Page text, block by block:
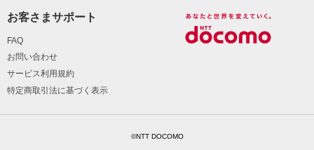
お客さまサポート
FAQ
お問い合わせ
サービス利用規約
特定商取引法に基づく表示
©NTT DOCOMO